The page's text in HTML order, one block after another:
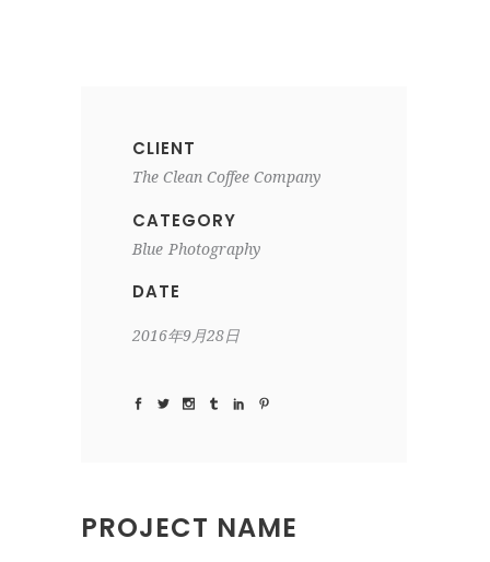
CLIENT
The Clean Coffee Company
CATEGORY
Blue Photography
DATE
2016年9月28日
PROJECT NAME